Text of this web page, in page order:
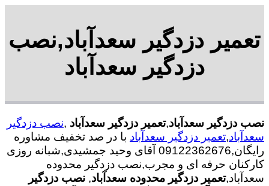
تعمیر دزدگیر سعدآباد,نصب
دزدگیر سعدآباد
نصب دزدگیر سعدآباد,تعمیر دزدگیر سعدآباد ,نصب دزدگیر
سعدآباد,تعمیر دزدگیر سعدآباد با در صد تخفیف مشاوره
رایگان,09122362676 آقای وحید جمشیدی,شبانه روزی
کارکنان حرفه ای و مجرب,نصب دزدگیر محدوده
سعدآباد,تعمیر دزدگیر محدوده سعدآباد, نصب دزدگیر